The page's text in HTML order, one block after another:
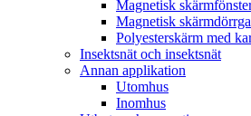
Magnetisk
Magnetisk
Polyesterskärm med
Insektsnät och insektsnät
Annan applikation
Utomhus
Inomhus